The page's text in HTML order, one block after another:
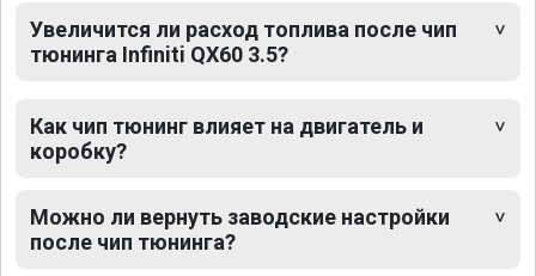
Увеличится ли расход топлива после чип
тюнинга Infiniti QX60 3.5?
Как чип тюнинг влияет на двигатель и
коробку?
Можно ли вернуть заводские настройки
после чип тюнинга?